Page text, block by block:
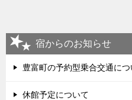
宿からのお知らせ
豊富町の予約型乗合交通につ
休館予定について